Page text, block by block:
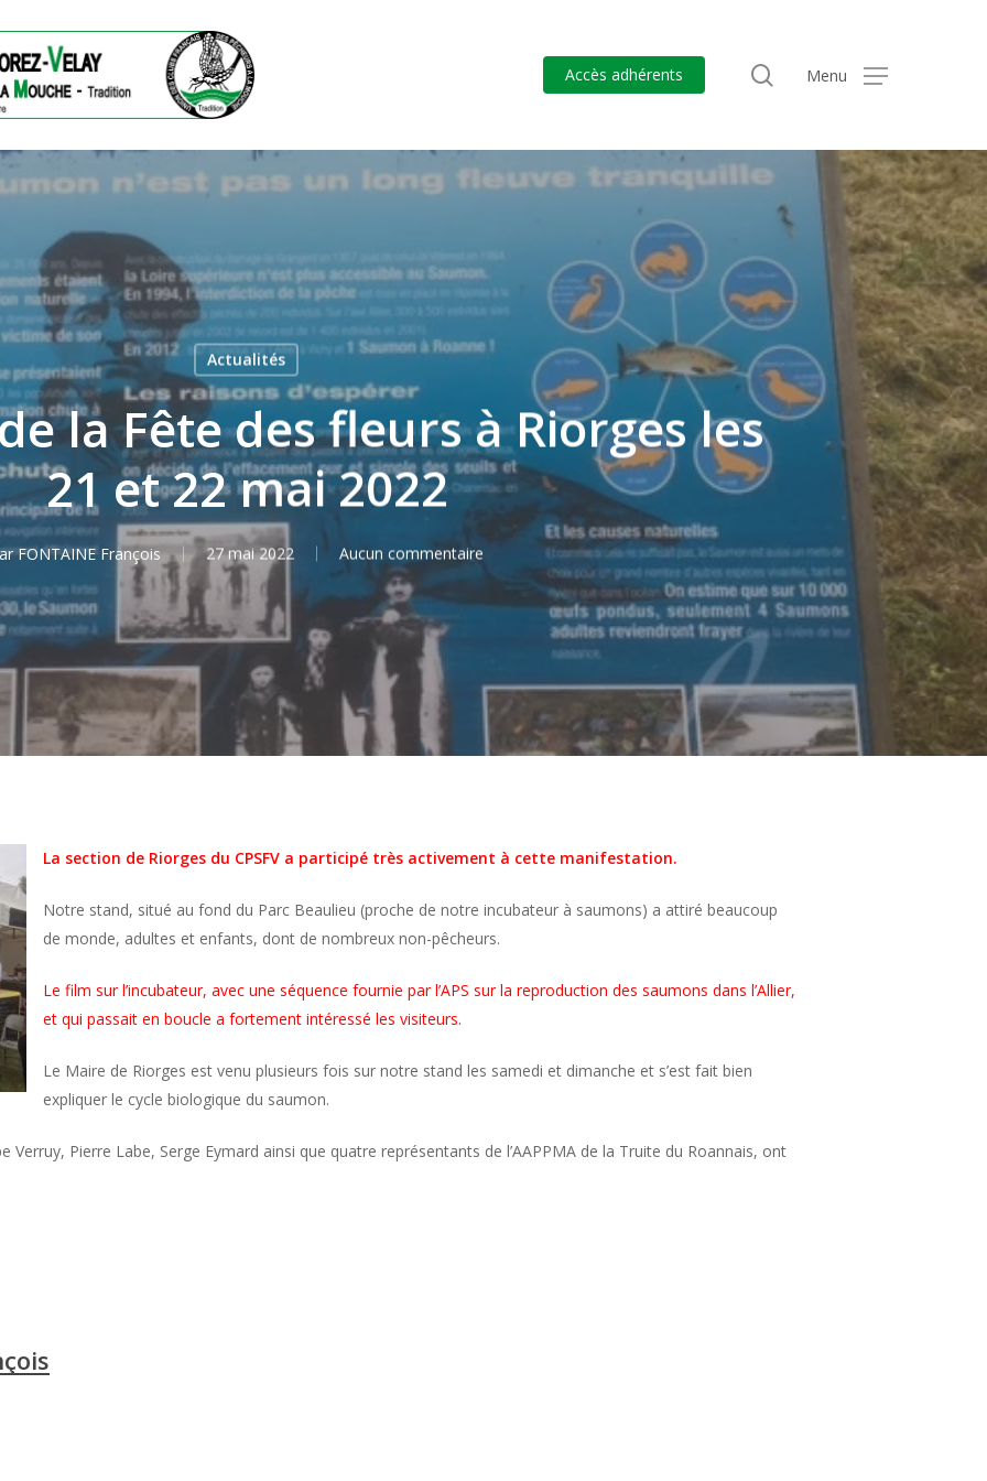
Accès adhérents search
Menu
Actualités
la Fête des fleurs à Riorges les
21 et 22 mai 2022
FONTAINE François 27 mai 2022 Aucun commentaire
La section de Riorges du CPSFV a participé très activement à cette manifestation.
Notre stand, situé au fond du Parc Beaulieu (proche de notre incubateur à saumons) a attiré beaucoup
de monde, adultes et enfants, dont de nombreux non-pêcheurs.
Le film sur l’incubateur, avec une séquence fournie par l’APS sur la reproduction des saumons dans l’Allier,
et qui passait en boucle a fortement intéressé les visiteurs.
Le Maire de Riorges est venu plusieurs fois sur notre stand les samedi et dimanche et s’est fait bien
expliquer le cycle biologique du saumon.
Verruy, Pierre Labe, Serge Eymard ainsi que quatre représentants de l’AAPPMA de la Truite du Roannais, ont